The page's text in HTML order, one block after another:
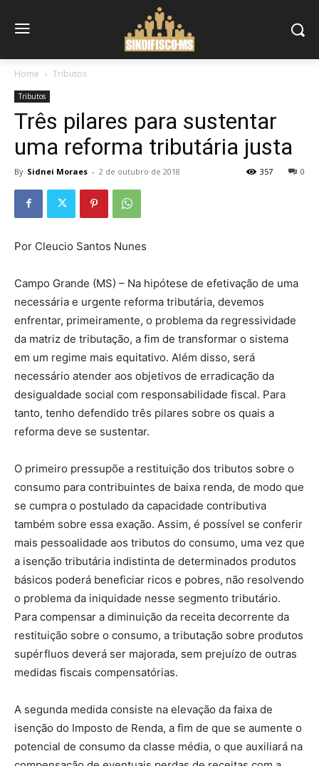
Home Tributos
Tributos
Três pilares para sustentar
uma reforma tributária justa
By Sidnei Moraes - 2 de outubro de 2018 0
357
Por Cleucio Santos Nunes
Campo Grande (MS) – Na hipótese de efetivação de uma
necessária e urgente reforma tributária, devemos
enfrentar, primeiramente, o problema da regressividade
da matriz de tributação, a fim de transformar o sistema
em um regime mais equitativo. Além disso, será
necessário atender aos objetivos de erradicação da
desigualdade social com responsabilidade fiscal. Para
tanto, tenho defendido três pilares sobre os quais a
reforma deve se sustentar.
O primeiro pressupõe a restituição dos tributos sobre o
consumo para contribuintes de baixa renda, de modo que
se cumpra o postulado da capacidade contributiva
também sobre essa exação. Assim, é possível se conferir
mais pessoalidade aos tributos do consumo, uma vez que
a isenção tributária indistinta de determinados produtos
básicos poderá beneficiar ricos e pobres, não resolvendo
o problema da iniquidade nesse segmento tributário.
Para compensar a diminuição da receita decorrente da
restituição sobre o consumo, a tributação sobre produtos
supérfluos deverá ser majorada, sem prejuízo de outras
medidas fiscais compensatórias.
A segunda medida consiste na elevação da faixa de
isenção do Imposto de Renda, a fim de que se aumente o
potencial de consumo da classe média, o que auxiliará na